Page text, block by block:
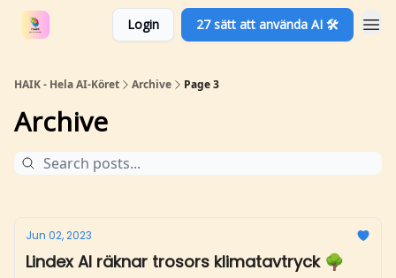
Login 27 sätt att använda AI 🛠️
HAIK - Hela AI-Köret Archive Page 3
Archive
Jun 02, 2023
Lindex AI räknar trosors klimatavtryck 🌳